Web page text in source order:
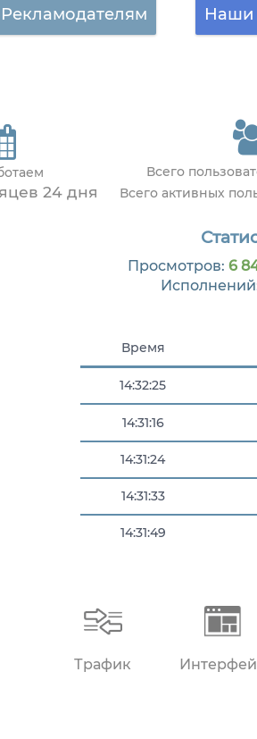
Рекламодателям Наши
24 дня
Всего
Всего активных
Просмотров: 6
Время
14:32:25
14:31:16
14:31:24
14:31:33
14:31:49
Трафик